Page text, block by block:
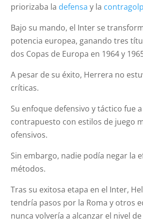
priorizaba la defensa y la
Bajo su mando, el Inter se
potencia europea, ganando tres
dos Copas de Europa en 1964 y
A pesar de su éxito, Herrera no
críticas.
Su enfoque defensivo y táctico fue
contrapuesto con estilos de juego
ofensivos.
Sin embargo, nadie podía negar la
métodos.
Tras su exitosa etapa en el Inter,
tendría pasos por la Roma y otros
nunca volvería a alcanzar el nivel